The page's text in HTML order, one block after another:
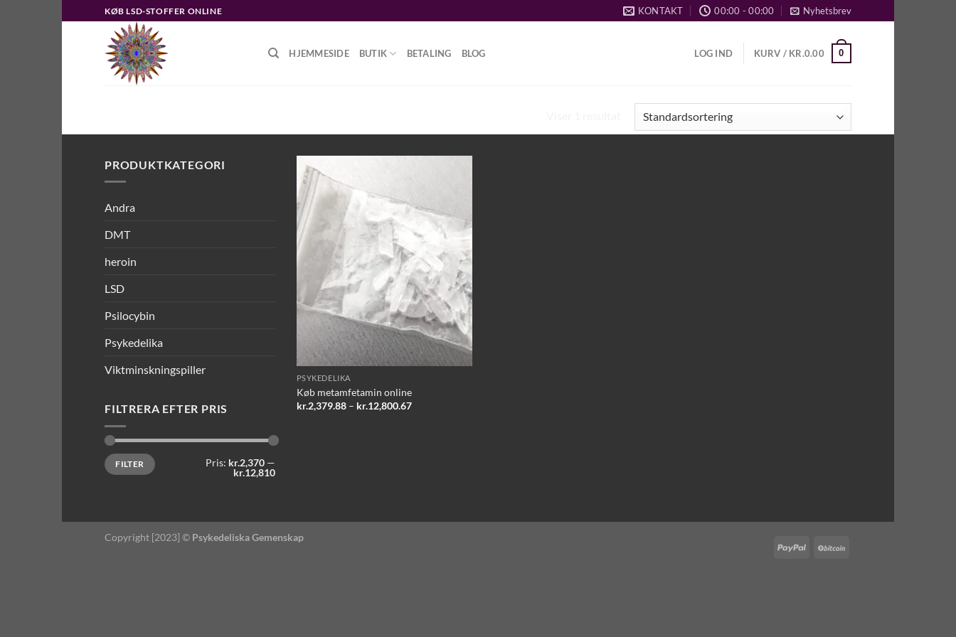
til
KØB LSD-STOFFER ONLINE KONTAKT 00:00 - 00:00 Nyhetsbrev
HJEMMESIDE BUTIK BETALING BLOG LOG IND KURV / KR.0.00 0
PRODUKTKATEGORI
Andra
DMT
heroin
LSD
Psilocybin
Psykedelika
Viktminskningspiller
FILTRERA EFTER PRIS
Mindste
pris
Højeste
prisFILTER Pris: kr.2,370 —
kr.12,810
PSYKEDELIKA
Køb metamfetamin online
kr.2,379.88 – kr.12,800.67Prisinterval:
Copyright [2023] © Psykedeliska Gemenskap